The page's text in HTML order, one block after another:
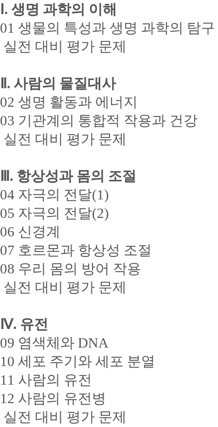
Ⅰ. 생명 과학의 이해
01 생물의 특성과 생명 과학의 탐
실전 대비 평가 문제
Ⅱ. 사람의 물질대사
02 생명 활동과 에너지
03 기관계의 통합적 작용과 건강
실전 대비 평가 문제
Ⅲ. 항상성과 몸의 조절
04 자극의 전달(1)
05 자극의 전달(2)
06 신경계
07 호르몬과 항상성 조절
08 우리 몸의 방어 작용
실전 대비 평가 문제
Ⅳ. 유전
09 염색체와 DNA
10 세포 주기와 세포 분열
11 사람의 유전
12 사람의 유전병
실전 대비 평가 문제